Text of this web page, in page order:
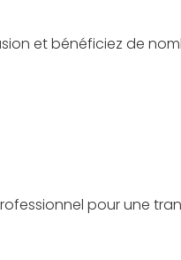
et bénéficiez de
pour une